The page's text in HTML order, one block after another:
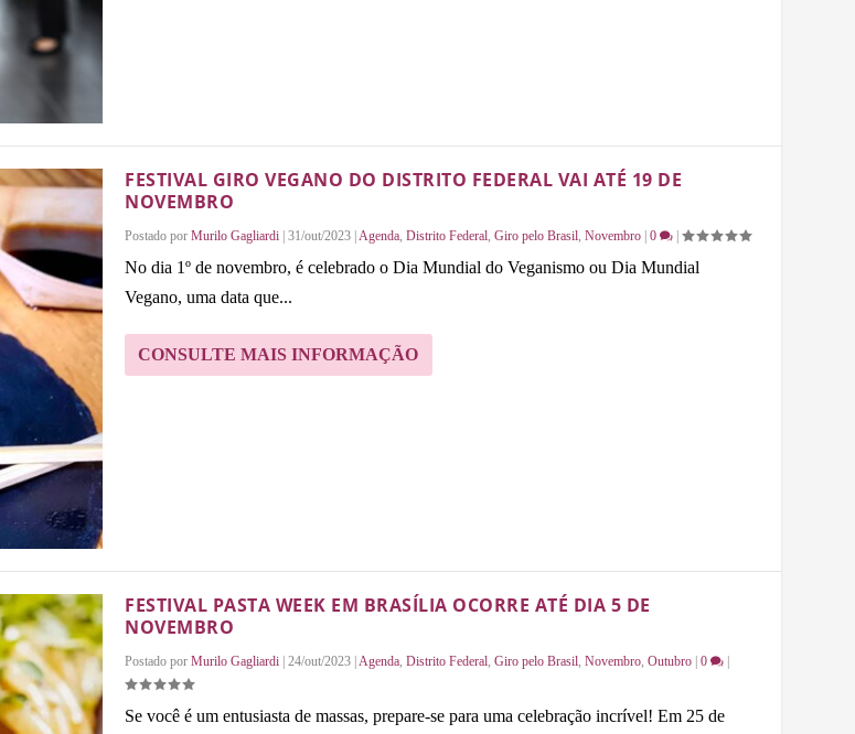
FESTIVAL GIRO VEGANO DO DISTRITO FEDERAL VAI ATÉ 19 DE
NOVEMBRO
Postado por Murilo Gagliardi 31/out/2023 Agenda, Distrito Federal, Giro pelo Brasil, Novembro 0
No dia 1º de novembro, é celebrado o Dia Mundial do Veganismo ou Dia Mundial
Vegano, uma data que...
CONSULTE MAIS INFORMAÇÃO
FESTIVAL PASTA WEEK EM BRASÍLIA OCORRE ATÉ DIA 5 DE
NOVEMBRO
Postado por Murilo Gagliardi | 24/out/2023 | Agenda Distrito Federal Giro pelo Brasil Novembro Outubro | 0 |
Se você é um entusiasta de massas, prepare-se para uma celebração incrível! Em 25 de